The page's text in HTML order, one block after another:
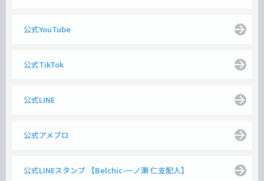
公式YouTube
公式TikTok
公式LINE
公式アメブロ
公式LINEスタンプ 【Belchic-一ノ瀬 仁支配人】